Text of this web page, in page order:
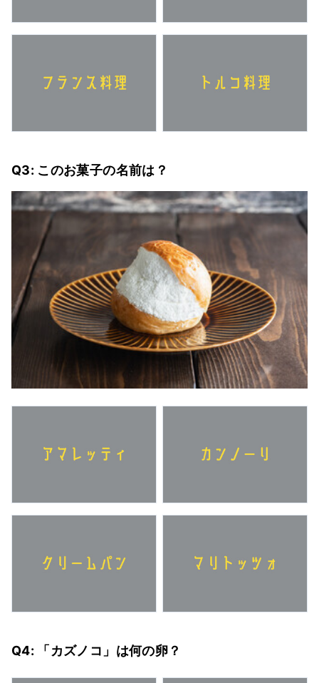
Q3: このお菓子の名前は？
Q4: 「カズノコ」は何の卵？